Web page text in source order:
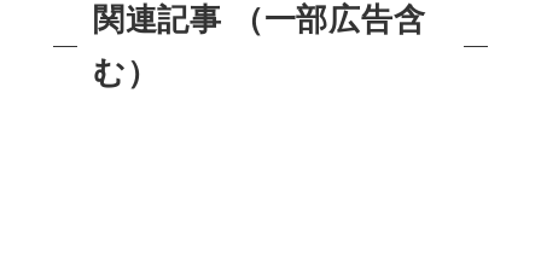
関連記事 （一部広告含
む）